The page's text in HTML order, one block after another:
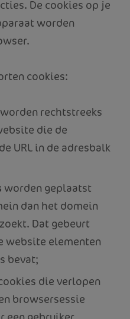
De cookies op je
worden
cookies:
worden rechtstreeks
die de
URL in de adresbalk
worden geplaatst
dan het domein
Dat gebeurt
website elementen
bevat;
die verlopen
browsersessie